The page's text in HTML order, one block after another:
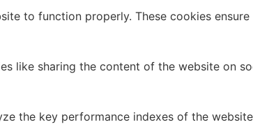
to function properly. These cookies
like sharing the content of the website on
the key performance indexes of the